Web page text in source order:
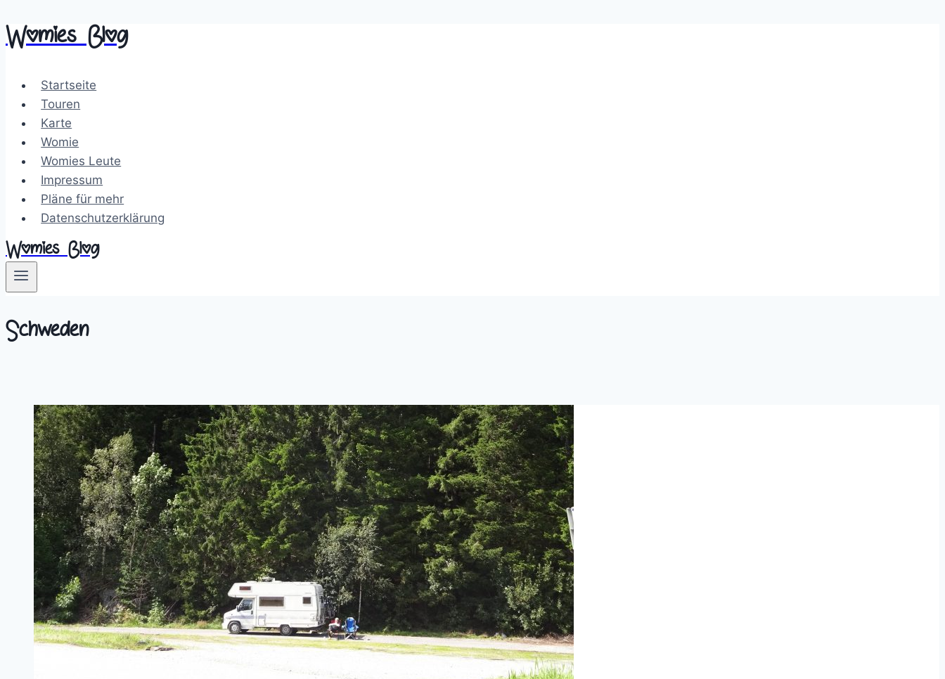
Zum
Inhalt
Womies Blog
Startseite
Touren
Karte
Womie
Womies Leute
Impressum
Pläne für mehr
Datenschutzerklärung
Womies Blog
Schweden